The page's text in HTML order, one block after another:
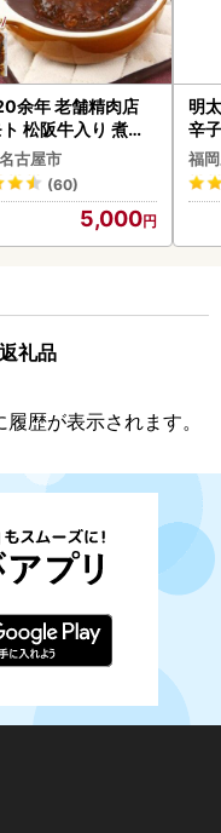
余年 老舗精肉店
松阪牛入り 煮込
バーグ 110g×4枚
取り寄せ グルメ ハ
冷凍
古屋市
(60)
5,000
明
辛
福
礼品
歴が表示されます。